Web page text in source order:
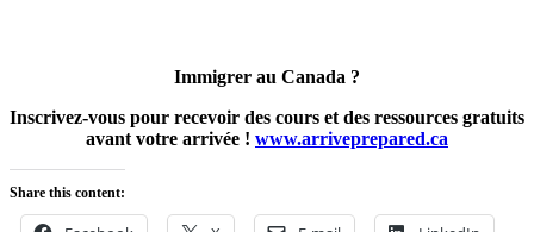
Immigrer au Canada ?
Inscrivez-vous pour recevoir des cours et des ressources gratuits
avant votre arrivée ! www.arriveprepared.ca
Share this content: